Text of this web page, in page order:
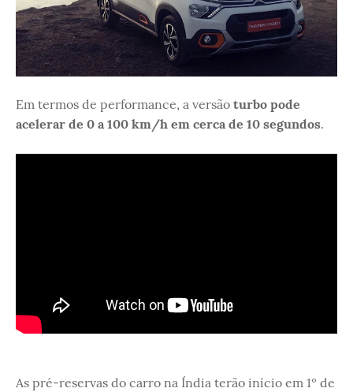
Em termos de performance, a versão turbo pode
acelerar de 0 a 100 km/h em cerca de 10 segundos.
As pré-reservas do carro na Índia terão início em 1º de